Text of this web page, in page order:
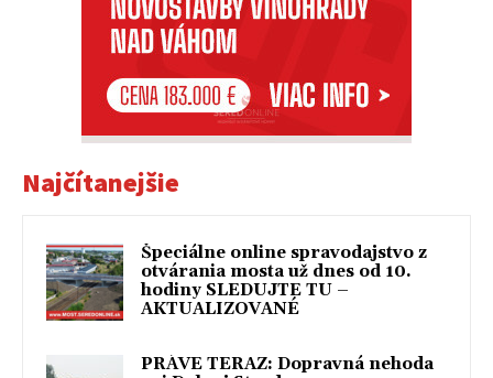
Najčítanejšie
Špeciálne online spravodajstvo z
otvárania mosta už dnes od 10.
hodiny SLEDUJTE TU –
AKTUALIZOVANÉ
PRÁVE TERAZ: Dopravná nehoda